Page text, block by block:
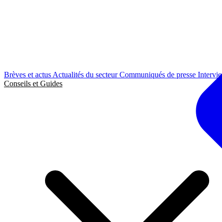
Brèves et actus Actualités du secteurCommuniqués de presse
Conseils et Guides